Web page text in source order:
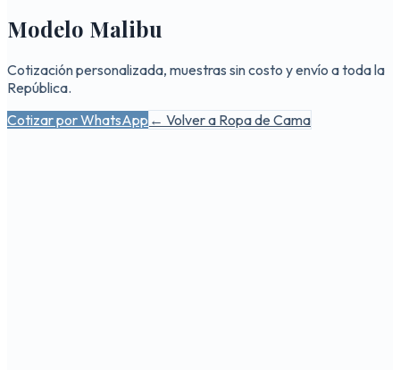
Modelo Malibu
Cotización personalizada, muestras sin costo y envío a toda la
República.
Cotizar por WhatsApp ← Volver a Ropa de Cama